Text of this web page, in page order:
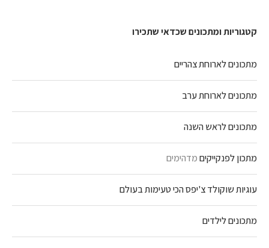
קטגוריות ומתכונים שכדאי שתכירו
מתכונים לארוחת צהריים
מתכונים לארוחת ערב
מתכונים לראש השנה
מתכון לפנקייקיםמדהימים
עוגיות שוקולד צ'יפס הכי טעימות בעולם
מתכונים לילדים